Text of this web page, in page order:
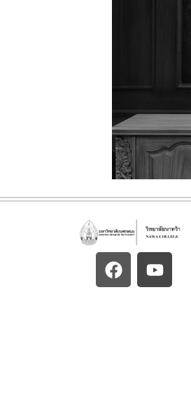
F
a
c
Y
o
u